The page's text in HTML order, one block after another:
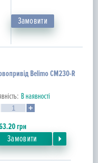
Замовити
Belimo CM230-R
В наявності
грн
Замовити